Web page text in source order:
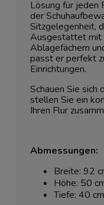
Lösung für jeden
der
Sitzgelegenheit,
Ausgestattet mit
Ablagefächern
passt er perfekt
Einrichtungen.
Schauen Sie sich
stellen Sie ein
Ihren Flur
Abmessungen:
Breite: 92
Höhe: 50
Tiefe: 40 cm